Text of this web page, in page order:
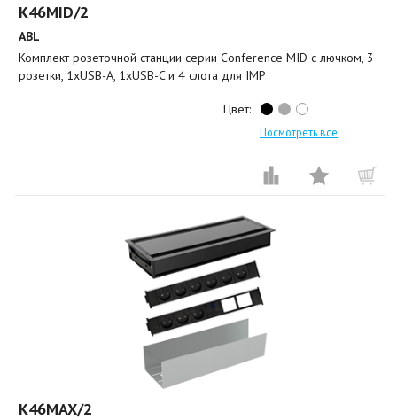
K46MID/2
ABL
Комплект розеточной станции серии Conference MID с лючком, 3
розетки, 1xUSB-A, 1xUSB-C и 4 слота для IMP
Цвет:
Посмотреть все
K46MAX/2